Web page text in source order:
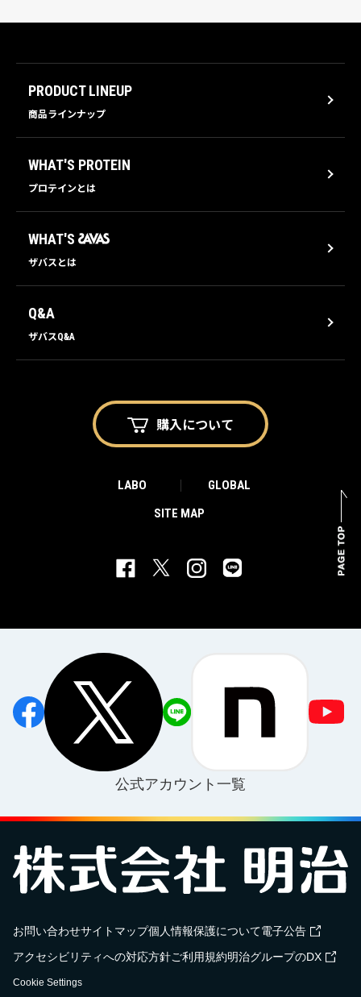
PRODUCT LINEUP
商品ラインナップ
WHAT'S PROTEIN
プロテインとは
WHAT'S
ザバスとは
Q&A
ザバスQ&A
購入について
LABO
GLOBAL
SITE MAP
公式アカウント一覧
お問い合わせサイトマップ個人情報保護について電子公告
アクセシビリティへの対応方針ご利用規約明治グループのDX
Cookie Settings